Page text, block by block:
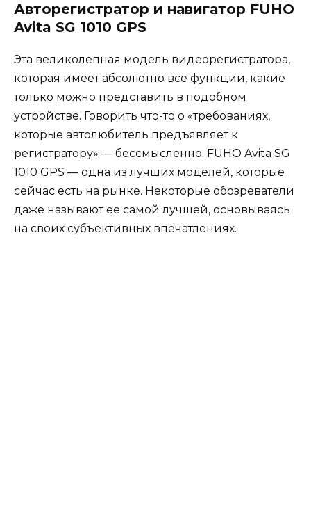
Авторегистратор и навигатор FUHO
Avita SG 1010 GPS
Эта великолепная модель видеорегистратора,
которая имеет абсолютно все функции, какие
только можно представить в подобном
устройстве. Говорить что-то о «требованиях,
которые автолюбитель предъявляет к
регистратору» — бессмысленно. FUHO Avita SG
1010 GPS — одна из лучших моделей, которые
сейчас есть на рынке. Некоторые обозреватели
даже называют ее самой лучшей, основываясь
на своих субъективных впечатлениях.